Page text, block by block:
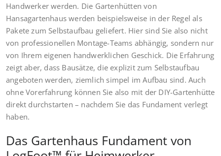
Handwerker werden. Die Gartenhütten von
Hansagartenhaus werden beispielsweise in der Regel als
Pakete zum Selbstaufbau geliefert. Hier sind Sie also nicht
von professionellen Montage-Teams abhängig, sondern nur
von Ihrem eigenen handwerklichen Geschick. Die Erfahrung
zeigt aber, dass Bausätze, die explizit zum Selbstaufbau
angeboten werden, ziemlich simpel im Aufbau sind. Auch
ohne Vorerfahrung können Sie also mit der DIY-Gartenhütte
direkt durchstarten – nachdem Sie das Fundament verlegt
haben.
Das Gartenhaus Fundament von